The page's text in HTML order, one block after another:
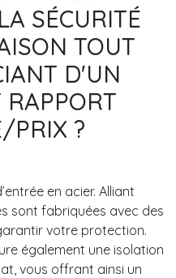
SÉCURITÉ
TOUT
D'UN
RAPPORT
PRIX ?
en acier. Alliant
sont fabriquées avec des
votre protection.
également une isolation
vous offrant ainsi un